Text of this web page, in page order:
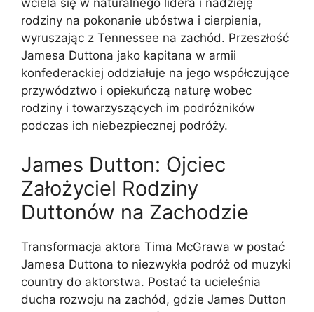
wciela się w naturalnego lidera i nadzieję
rodziny na pokonanie ubóstwa i cierpienia,
wyruszając z Tennessee na zachód. Przeszłość
Jamesa Duttona jako kapitana w armii
konfederackiej oddziałuje na jego współczujące
przywództwo i opiekuńczą naturę wobec
rodziny i towarzyszących im podróżników
podczas ich niebezpiecznej podróży.
James Dutton: Ojciec
Założyciel Rodziny
Duttonów na Zachodzie
Transformacja aktora Tima McGrawa w postać
Jamesa Duttona to niezwykła podróż od muzyki
country do aktorstwa. Postać ta ucieleśnia
ducha rozwoju na zachód, gdzie James Dutton